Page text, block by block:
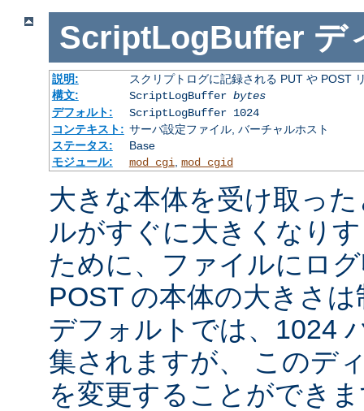
ScriptLogBuffer デ
説明:
スクリプトログに記録される PUT や POST
構文:
ScriptLogBuffer bytes
デフォルト:
ScriptLogBuffer 1024
コンテキスト: サーバ設定ファイル, バーチャルホスト
ステータス:
Base
モジュール:
mod_cgi, mod_cgid
大きな本体を受け取っ
ルがすぐに大きくなり
ために、ファイルにロ
POST の本体の大きさ
デフォルトでは、1024
集されますが、 このデ
を変更することができ